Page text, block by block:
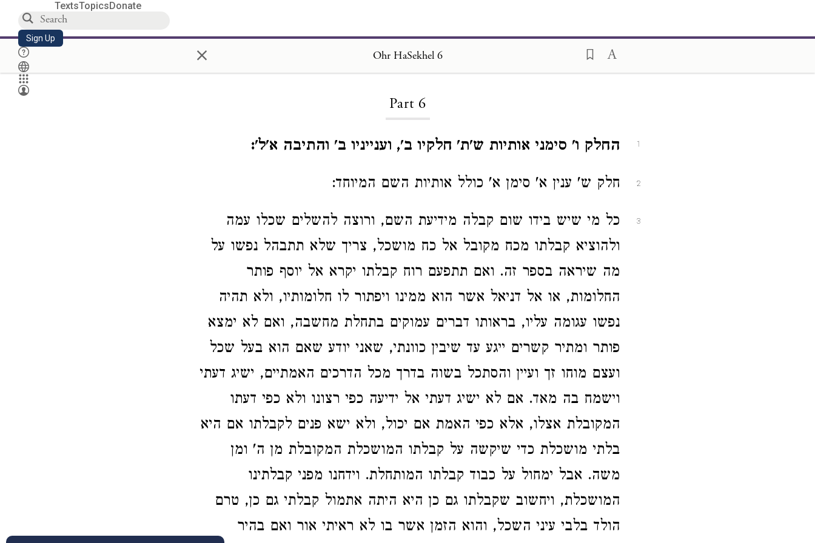
TextsTopicsDonate
Sign Up × Ohr HaSekhel 6
Part 6
1 החלק ו' סימני אותיות ש'ת' חלקיו ב', וענייניו ב' והתיבה א'ל':
2 חלק ש' ענין א' סימן א' כולל אותיות השם המיוחד:
3
כל מי שיש בידו שום קבלה מידיעת השם, ורוצה להשלים שכלו עמה
ולהוציא קבלתו מכח מקובל אל כח מושכל, צריך שלא תתבהל נפשו על
מה שיראה בספר זה. ואם תתפעם רוח קבלתו יקרא אל יוסף פותר
החלומות, או אל דניאל אשר הוא ממינו ויפתור לו חלומותיו, ולא תהיה
נפשו עגומה עליו, בראותו דברים עמוקים בתחלת מחשבה, ואם לא ימצא
פותר ומתיר קשרים ייגע עד שיבין כוונתי, שאני יודע שאם הוא בעל שכל
ועצם מוחו זך ועיין והסתכל בשוה בדרך מכל הדרכים האמתיים, ישיג דעתי
וישמח בה מאד. אם לא ישיג דעתי אל ידיעה כפי רצונו ולא כפי דעתו
המקובלת אצלו, אלא כפי האמת אם יכול, ולא ישא פנים לקבלתו אם היא
בלתי מושכלת כדי שיקשה על קבלתו המושכלת המקובלת מן ה' ומן
משה. אבל ימחול על כבוד קבלתו המותחלת. וידחנו מפני קבלתינו
המושכלת, ויחשוב שקבלתו גם כן היא היתה אתמול קבלתי גם כן, טרם
הולד בלבי עיני השכל, והוא הזמן אשר בו לא ראיתי אור ואם בהיר